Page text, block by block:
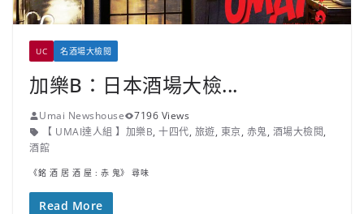
UC 名酒場大檢閱
加樂B：日本酒場大檢...
Umai Newshouse
7196 Views
【 UMAI達人組 】加樂B, 十四代, 旅遊, 東京, 赤鬼, 酒場大檢閱,
酒館
《銘 酒 居 酒 屋 : 赤 鬼》 尋味
Read More